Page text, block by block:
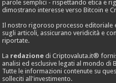
parole semplici - rispettando etica e
dimostrano interesse verso Bitcoin e
Il nostro rigoroso processo editoriale
sugli articoli, assicurano veridicità e
riportate.
La redazione di Criptovaluta.it®
analisi ed esclusive legati al mondo di
Tutte le informazioni contenute su
solleciti all'investimento.